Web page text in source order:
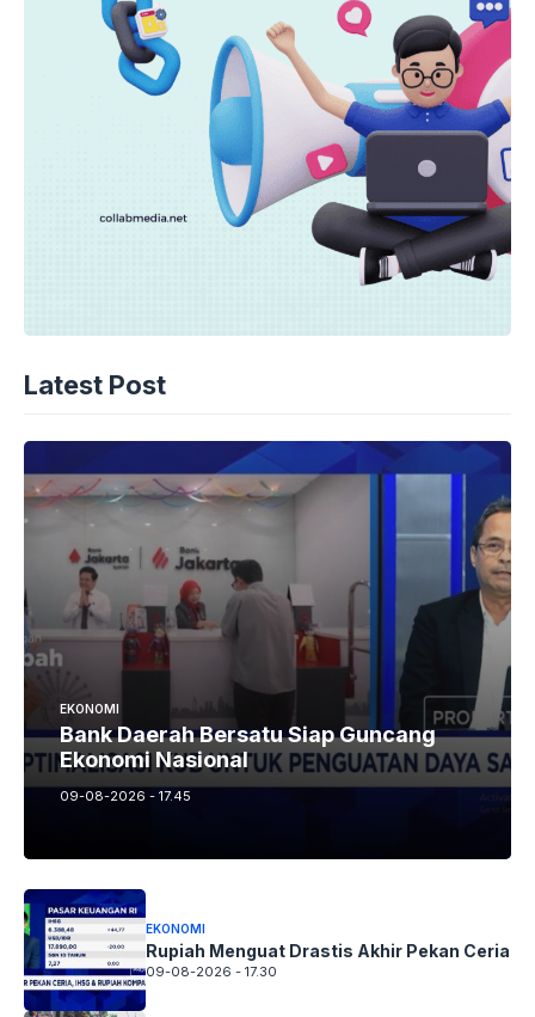
Latest Post
EKONOMI
Bank Daerah Bersatu Siap Guncang
Ekonomi Nasional
09-08-2026 - 17.45
EKONOMI
Rupiah Menguat Drastis Akhir Pekan Ceria
09-08-2026 - 17.30